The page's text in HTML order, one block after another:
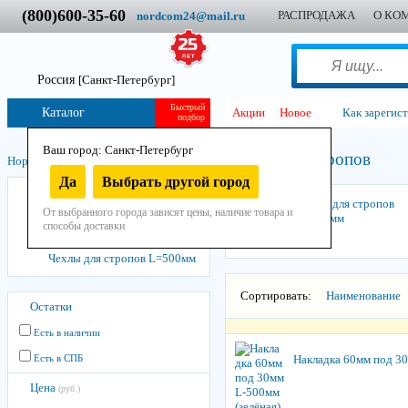
(800)600-35-60 nordcom24@mail.ru РАСПРОДАЖА О
Россия [Санкт-Петербург]
Ваш город: Санкт-Петербург
Да Выбрать другой город
От выбранного города зависят цены, наличие товара и
способы доставки
Быстрый
подбор
Каталог Акции Новое Как
Нордком Стропы Стропы текстильные Чехлы для стропов
СТП тип 3
Чехлы для стропов
Чехлы для стропов L=500мм
Остатки
Есть в наличии
Есть в СПБ
Цена (руб.)
Чехлы для стропов
L=300мм
Сортировать: Наименование
Накладка 60мм под